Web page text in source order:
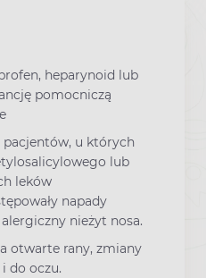
heparynoid lub
pomocniczą
pacjentów, u których
lub
leków
napady
nieżyt nosa.
otwarte rany, zmiany
do oczu.